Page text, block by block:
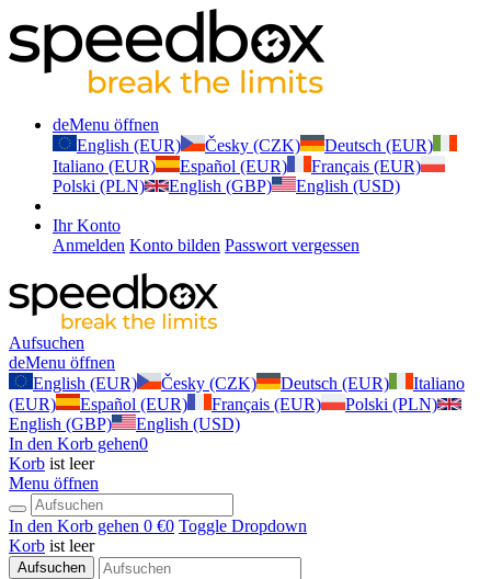
deMenu öffnen
English (EUR)
Česky (CZK)
Deutsch (EUR)
Italiano (EUR)
Español (EUR)
Français (EUR)
Polski (PLN)
English (GBP) English (USD)
Ihr Konto
Anmelden Konto bilden Passwort vergessen
Aufsuchen
deMenu öffnen
English (EUR)
Česky (CZK) Deutsch (EUR)
Italiano
(EUR)
Español (EUR) Français (EUR)
Polski (PLN)
English (GBP)
English (USD)
In den Korb gehen0
Korb ist leer
Menu öffnen
In den Korb gehen 0 €0 Toggle Dropdown
Korb ist leer
Aufsuchen